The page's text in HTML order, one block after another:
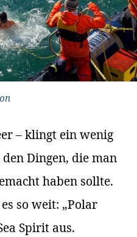
– klingt ein wenig
Dingen, die man
haben sollte.
so weit: „Polar
Spirit aus.